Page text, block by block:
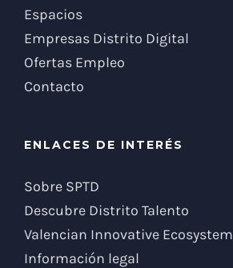
Espacios
Empresas Distrito Digital
Ofertas Empleo
Contacto
ENLACES DE INTERÉS
Sobre SPTD
Descubre Distrito Talento
Valencian Innovative Ecosystem
Información legal